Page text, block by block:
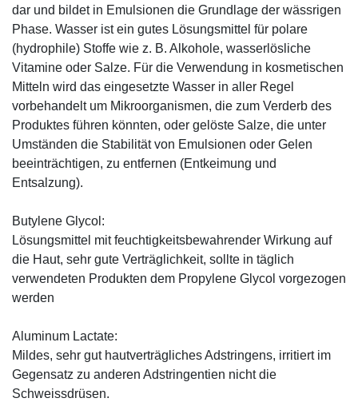
dar und bildet in Emulsionen die Grundlage der wässrigen
Phase. Wasser ist ein gutes Lösungsmittel für polare
(hydrophile) Stoffe wie z. B. Alkohole, wasserlösliche
Vitamine oder Salze. Für die Verwendung in kosmetischen
Mitteln wird das eingesetzte Wasser in aller Regel
vorbehandelt um Mikroorganismen, die zum Verderb des
Produktes führen könnten, oder gelöste Salze, die unter
Umständen die Stabilität von Emulsionen oder Gelen
beeinträchtigen, zu entfernen (Entkeimung und
Entsalzung).
Butylene Glycol:
Lösungsmittel mit feuchtigkeitsbewahrender Wirkung auf
die Haut, sehr gute Verträglichkeit, sollte in täglich
verwendeten Produkten dem Propylene Glycol vorgezogen
werden
Aluminum Lactate:
Mildes, sehr gut hautverträgliches Adstringens, irritiert im
Gegensatz zu anderen Adstringentien nicht die
Schweissdrüsen.